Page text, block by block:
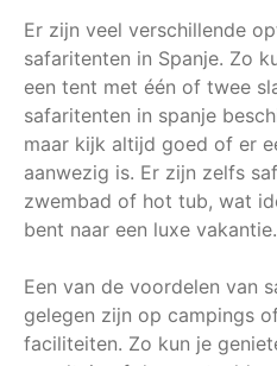
Er zijn veel verschillende
safaritenten in Spanje. Zo
een tent met één of twee
safaritenten in spanje
maar kijk altijd goed of er
aanwezig is. Er zijn zelfs
zwembad of hot tub, wat
bent naar een luxe vakantie.
Een van de voordelen van
gelegen zijn op campings
faciliteiten. Zo kun je